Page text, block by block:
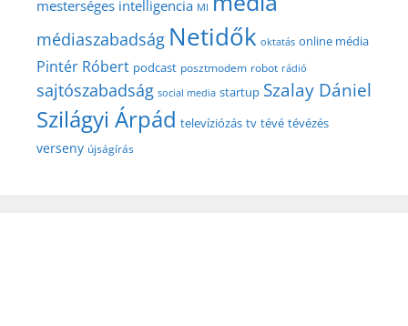
mesterséges intelligencia MI
médiaszabadság Netidők oktatás online média
Pintér Róbert podcast posztmodem robot rádió
sajtószabadság social media startup Szalay Dániel
Szilágyi Árpád televíziózás tv tévé tévézés
verseny újságírás